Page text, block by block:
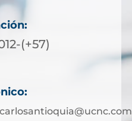
(+57)